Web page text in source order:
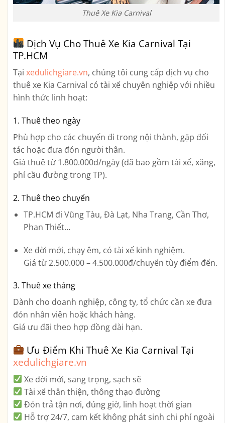
Thuê Xe Kia Carnival
Dịch Vụ Cho Thuê Xe Kia Carnival Tại
TP.HCM
Tại xedulichgiare.vn, chúng tôi cung cấp dịch vụ cho
thuê xe Kia Carnival có tài xế chuyên nghiệp với nhiều
hình thức linh hoạt:
1. Thuê theo ngày
Phù hợp cho các chuyến đi trong nội thành, gặp đối
tác hoặc đưa đón người thân.
Giá thuê từ 1.800.000đ/ngày(đã bao gồm tài xế, xăng,
phí cầu đường trong TP).
2. Thuê theo chuyến
TP.HCM đi Vũng Tàu, Đà Lạt, Nha Trang, Cần Thơ,
Phan Thiết…
Xe đời mới, chạy êm, có tài xế kinh nghiệm.
Giá từ2.500.000 – 4.500.000đ/chuyến tùy điểm đến.
3. Thuê xe tháng
Dành cho doanh nghiệp, công ty, tổ chức cần xe đưa
đón nhân viên hoặc khách hàng.
Giá ưu đãi theo hợp đồng dài hạn.
Ưu Điểm Khi Thuê Xe Kia Carnival Tại
xedulichgiare.vn
Xe đời mới, sang trọng, sạch sẽ
Tài xế thân thiện, thông thạo đường
Đón trả tận nơi, đúng giờ, linh hoạt thời gian
Hỗ trợ 24/7, cam kết không phát sinh chi phí ngoài